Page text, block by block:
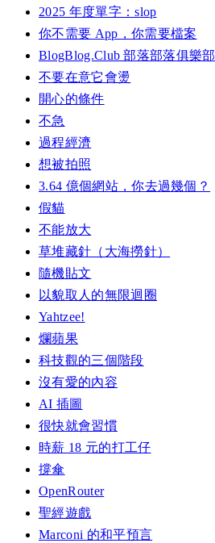
2025 年度單字：slop
你不需要 App，你需要檔案
BlogBlog.Club 部落部落俱樂部
不要在意它會燙
開心的條件
不急
過程經濟
想被拍照
3.64 億個網站，你去過幾個？
假貓
不能放大
草堆藏針（大海撈針）
隨機貼文
以貌取人的無限迴圈
Yahtzee!
爛蘋果
科技觀的三個階段
沒有愛的內容
AI 插圖
很快就會習慣
時薪 18 元的打工仔
撐傘
OpenRouter
聖經遊戲
Marconi 的和平預言